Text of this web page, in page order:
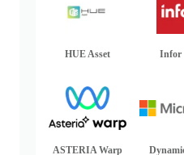
HUE Asset Infor
ASTERIA Warp